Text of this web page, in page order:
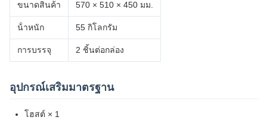
ขนาดสินค้า 570 × 510 × 450 มม.
น้ําหนัก 55 กิโลกรัม
การบรรจุ 2 ชิ้นต่อกล่อง
อุปกรณ์เสริมมาตรฐาน
โฮสต์ × 1